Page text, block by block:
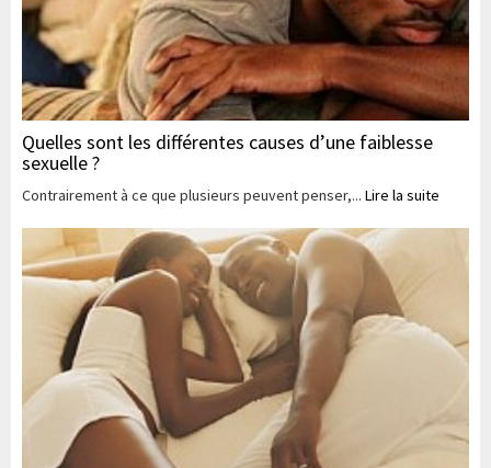
Quelles sont les différentes causes d’une faiblesse
sexuelle ?
Contrairement à ce que plusieurs peuvent penser,... Lire la suite